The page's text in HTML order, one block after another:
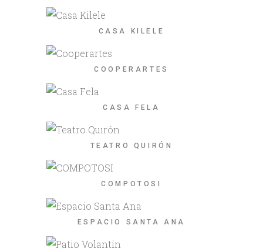
CASA KILELE
COOPERARTES
CASA FELA
TEATRO QUIRÓN
COMPOTOSI
ESPACIO SANTA ANA